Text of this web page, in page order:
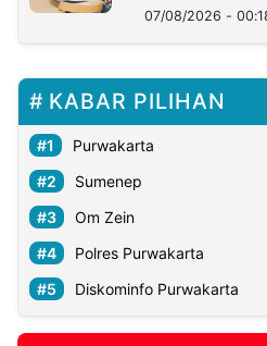
07/08/2026 -
KABAR PILIHAN
Purwakarta
Sumenep
Om Zein
Polres Purwakarta
Diskominfo Purwakarta